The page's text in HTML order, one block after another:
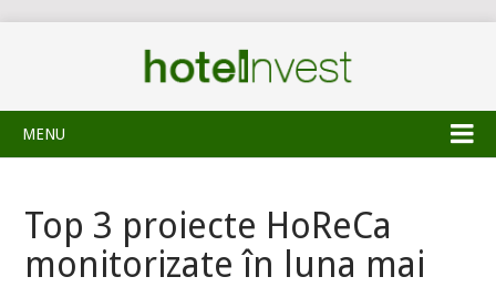
MENU
Top 3 proiecte HoReCa
monitorizate în luna mai